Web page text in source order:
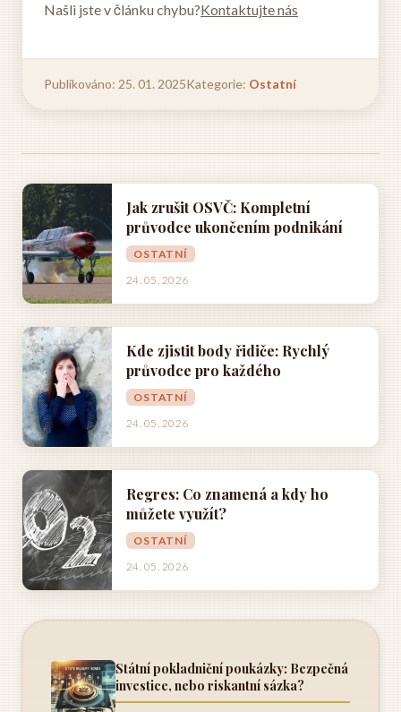
Našli jste v článku chybu?Kontaktujte nás
Publikováno: 25. 01. 2025Kategorie: Ostatní
Jak zrušit OSVČ: Kompletní
průvodce ukončením podnikání
OSTATNÍ
24. 05. 2026
Kde zjistit body řidiče: Rychlý
průvodce pro každého
OSTATNÍ
24. 05. 2026
Regres: Co znamená a kdy ho
můžete využít?
OSTATNÍ
24. 05. 2026
Státní pokladniční poukázky: Bezpečná
investice, nebo riskantní sázka?